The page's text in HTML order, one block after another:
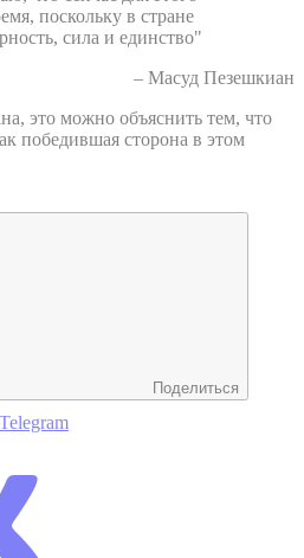
поскольку в стране
сила и единство"
– Масуд Пезешкиан
это можно объяснить тем, что
победившая сторона в этом
Поделиться
Telegram